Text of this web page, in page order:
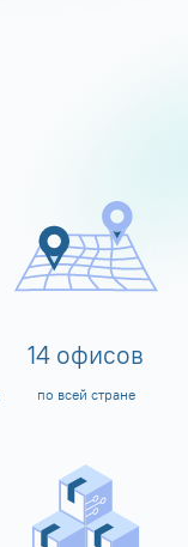
14 офисов
по всей стране